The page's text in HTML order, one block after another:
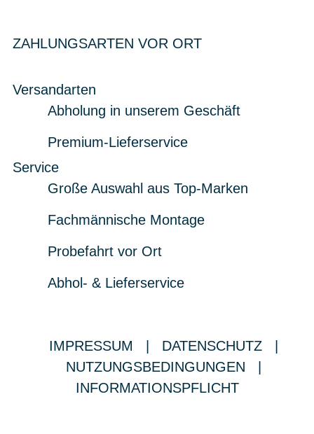
ZAHLUNGSARTEN VOR ORT
Versandarten
Abholung in unserem Geschäft
Premium-Lieferservice
Service
Große Auswahl aus Top-Marken
Fachmännische Montage
Probefahrt vor Ort
Abhol- & Lieferservice
IMPRESSUM DATENSCHUTZ
NUTZUNGSBEDINGUNGEN
INFORMATIONSPFLICHT